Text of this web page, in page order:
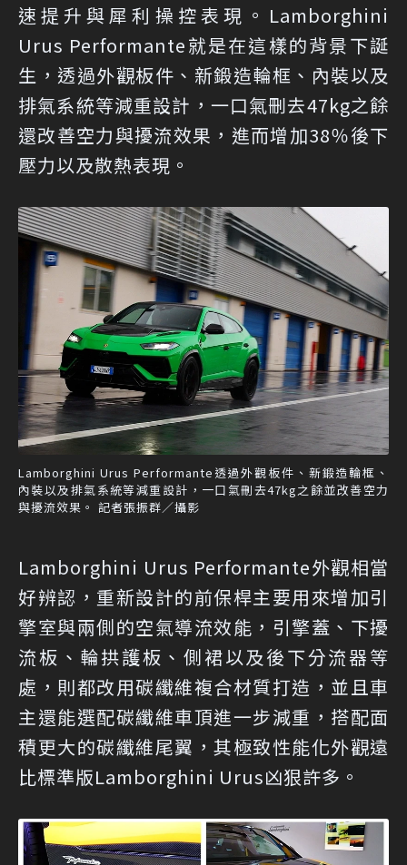
速提升與犀利操控表現。Lamborghini
Urus Performante就是在這樣的背景下誕
生，透過外觀板件、新鍛造輪框、內裝以及
排氣系統等減重設計，一口氣刪去47kg之餘
還改善空力與擾流效果，進而增加38％後下
壓力以及散熱表現。
Lamborghini Urus Performante透過外觀板件、新鍛造輪框、
內裝以及排氣系統等減重設計，一口氣刪去47kg之餘並改善空力
與擾流效果。 記者張振群／攝影
Lamborghini Urus Performante外觀相當
好辨認，重新設計的前保桿主要用來增加引
擎室與兩側的空氣導流效能，引擎蓋、下擾
流板、輪拱護板、側裙以及後下分流器等
處，則都改用碳纖維複合材質打造，並且車
主還能選配碳纖維車頂進一步減重，搭配面
積更大的碳纖維尾翼，其極致性能化外觀遠
比標準版Lamborghini Urus凶狠許多。